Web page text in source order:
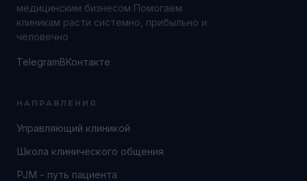
медицинским бизнесом Помогаем
клиникам расти системно, прибыльно и
человечно
TelegramВКонтакте
НАПРАВЛЕНИЯ
Управляющий клиникой
Школа клинического общения
PJM - путь пациента